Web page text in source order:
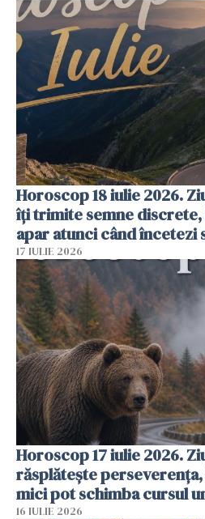
Horoscop 18 iulie 2026.
îți trimite semne
apar atunci când încetezi
17 IULIE 2026
Horoscop 17 iulie 2026.
răsplătește
mici pot schimba cursul
16 IULIE 2026